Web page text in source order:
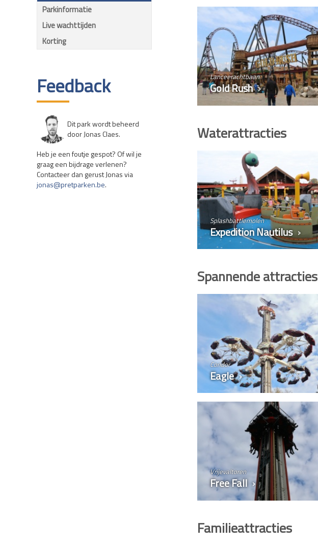
Parkinformatie
Live wachttijden
Korting
Feedback
Dit park wordt beheerd
door Jonas Claes.
Heb je een foutje gespot? Of wil je
graag een bijdrage verlenen?
Contacteer dan gerust Jonas via
jonas@pretparken.be.
Lanceerachtbaan
Gold Rush
Waterattracties
Splashbattlemolen
Expedition Nautilus
Spannende attracties
Condor
Eagle
Vrijevaltoren
Free Fall
Familieattracties